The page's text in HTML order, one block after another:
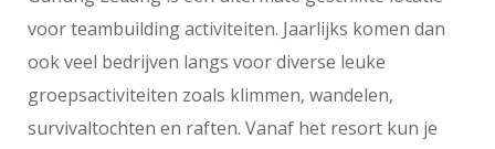
voor teambuilding activiteiten. Jaarlijks komen dan
ook veel bedrijven langs voor diverse leuke
groepsactiviteiten zoals klimmen, wandelen,
survivaltochten en raften. Vanaf het resort kun je